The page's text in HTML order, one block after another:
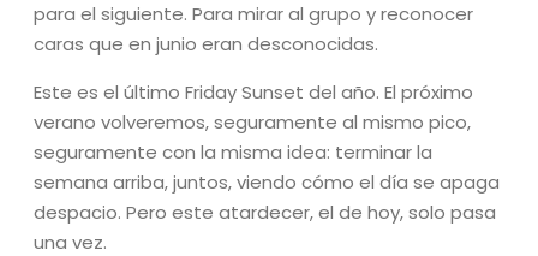
para el siguiente. Para mirar al grupo y reconocer
caras que en junio eran desconocidas.
Este es el último Friday Sunset del año. El próximo
verano volveremos, seguramente al mismo pico,
seguramente con la misma idea: terminar la
semana arriba, juntos, viendo cómo el día se apaga
despacio. Pero este atardecer, el de hoy, solo pasa
una vez.